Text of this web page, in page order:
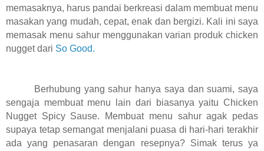
memasaknya, harus pandai berkreasi dalam membuat menu
masakan yang mudah, cepat, enak dan bergizi. Kali ini saya
memasak menu sahur menggunakan varian produk chicken
nugget dari So Good.
Berhubung yang sahur hanya saya dan suami, saya
sengaja membuat menu lain dari biasanya yaitu Chicken
Nugget Spicy Sause. Membuat menu sahur agak pedas
supaya tetap semangat menjalani puasa di hari-hari terakhir
ada yang penasaran dengan resepnya? Simak terus ya